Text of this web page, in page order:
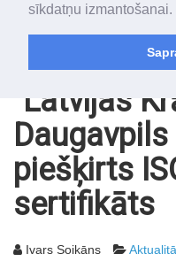
sīkdatņu izmantošanai.
Alfrēds, Fredis, Madars
"Latvijas
piešķirts
sertifikāts
Ivars Soikāns